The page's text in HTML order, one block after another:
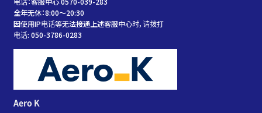
全年无休：8:00～20:30
因使用IP电话等无法接通上述客服中心时，请拨打
电话: 050-3786-0283
Aero K